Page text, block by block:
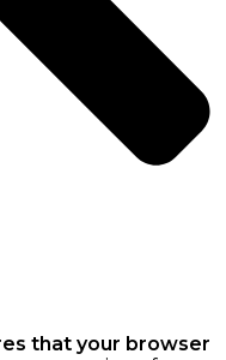
that your browser